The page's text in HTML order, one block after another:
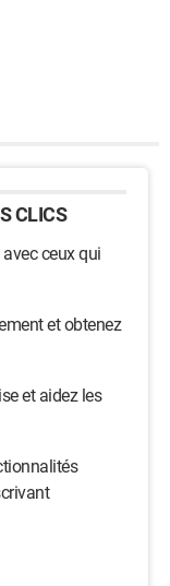
CLICS
ceux qui
et obtenez
et aidez les